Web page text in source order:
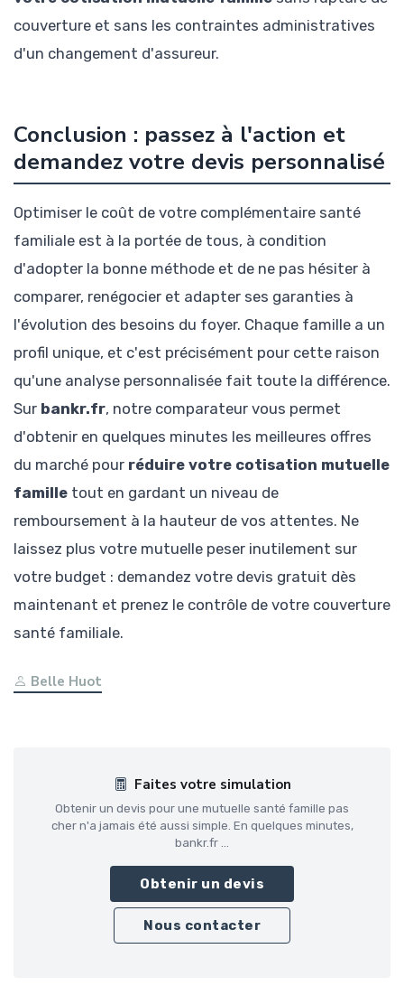
couverture et sans les contraintes administratives
d'un changement d'assureur.
Conclusion : passez à l'action et
demandez votre devis personnalisé
Optimiser le coût de votre complémentaire santé
familiale est à la portée de tous, à condition
d'adopter la bonne méthode et de ne pas hésiter à
comparer, renégocier et adapter ses garanties à
l'évolution des besoins du foyer. Chaque famille a un
profil unique, et c'est précisément pour cette raison
qu'une analyse personnalisée fait toute la différence.
Sur bankr.fr, notre comparateur vous permet
d'obtenir en quelques minutes les meilleures offres
du marché pour réduire votre cotisation mutuelle
famille tout en gardant un niveau de
remboursement à la hauteur de vos attentes. Ne
laissez plus votre mutuelle peser inutilement sur
votre budget : demandez votre devis gratuit dès
maintenant et prenez le contrôle de votre couverture
santé familiale.
Belle Huot
Faites votre simulation
Obtenir un devis pour une mutuelle santé famille pas
cher n'a jamais été aussi simple. En quelques minutes,
bankr.fr ...
Obtenir un devis
Nous contacter